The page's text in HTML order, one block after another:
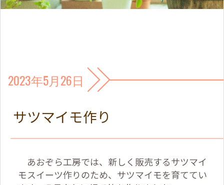
2023年5月26日
サツマイモ作り
あおぞら工房では、新しく販売するサツマイ
モスイーツ作りのため、サツマイモを育ててい